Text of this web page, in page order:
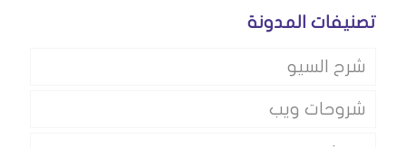
تصنيفات المدونة
شرح السيو
شروحات ويب